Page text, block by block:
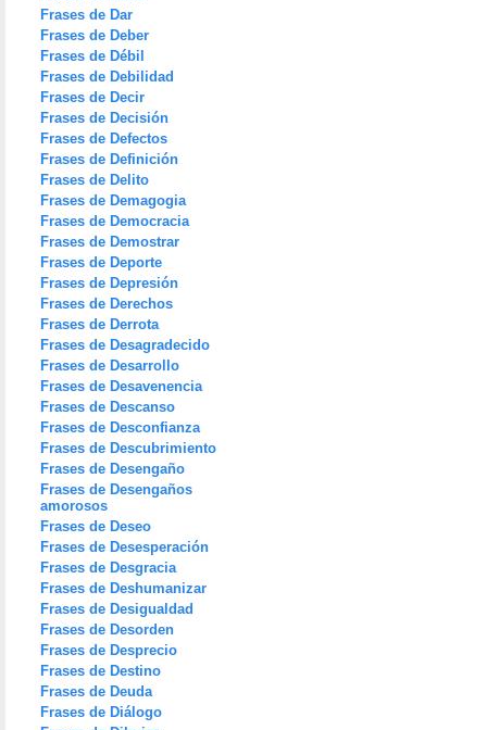
Frases de Dar
Frases de Deber
Frases de Débil
Frases de Debilidad
Frases de Decir
Frases de Decisión
Frases de Defectos
Frases de Definición
Frases de Delito
Frases de Demagogia
Frases de Democracia
Frases de Demostrar
Frases de Deporte
Frases de Depresión
Frases de Derechos
Frases de Derrota
Frases de Desagradecido
Frases de Desarrollo
Frases de Desavenencia
Frases de Descanso
Frases de Desconfianza
Frases de Descubrimiento
Frases de Desengaño
Frases de Desengaños
amorosos
Frases de Deseo
Frases de Desesperación
Frases de Desgracia
Frases de Deshumanizar
Frases de Desigualdad
Frases de Desorden
Frases de Desprecio
Frases de Destino
Frases de Deuda
Frases de Diálogo